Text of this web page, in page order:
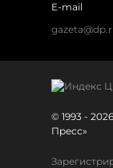
E-mail
© 1993 -
Пресс»